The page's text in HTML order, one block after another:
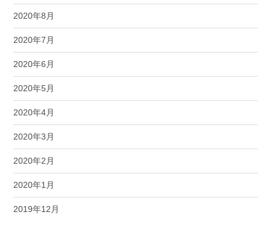
2020年8月
2020年7月
2020年6月
2020年5月
2020年4月
2020年3月
2020年2月
2020年1月
2019年12月